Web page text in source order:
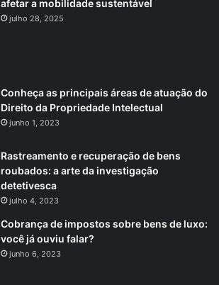
afetar a mobilidade sustentável
julho 28, 2025
Conheça as principais áreas de atuação do
Direito da Propriedade Intelectual
junho 1, 2023
Rastreamento e recuperação de bens
roubados: a arte da investigação
detetivesca
julho 4, 2023
Cobrança de impostos sobre bens de luxo:
você já ouviu falar?
junho 6, 2023